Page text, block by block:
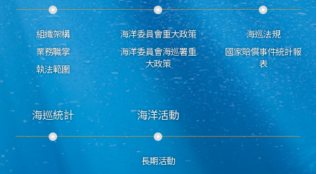
組織架構
業務職掌
執法範圍
海洋委員會重大政策
海洋委員會海巡署重
大政策
海巡法規
國家賠償事件統計報
表
海巡統計 海洋活動
長期活動